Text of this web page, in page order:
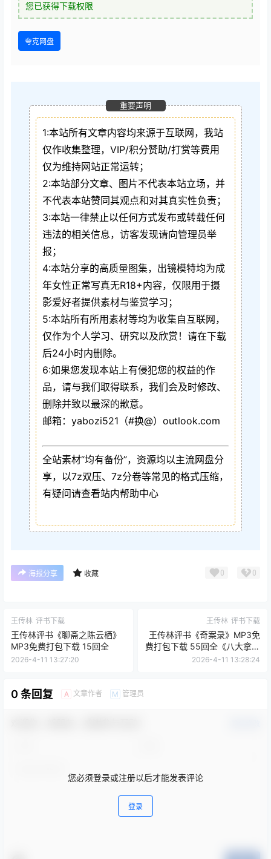
您已获得下载权限
夸克网盘
重要声明
1:本站所有文章内容均来源于互联网，我站
仅作收集整理，VIP/积分赞助/打赏等费用
仅为维持网站正常运转；
2:本站部分文章、图片不代表本站立场，并
不代表本站赞同其观点和对其真实性负责；
3:本站一律禁止以任何方式发布或转载任何
违法的相关信息，访客发现请向管理员举
报；
4:本站分享的高质量图集，出镜模特均为成
年女性正常写真无R18+内容，仅限用于摄
影爱好者提供素材与鉴赏学习；
5:本站所有所用素材等均为收集自互联网，
仅作为个人学习、研究以及欣赏！请在下载
后24小时内删除。
6:如果您发现本站上有侵犯您的权益的作
品，请与我们取得联系，我们会及时修改、
删除并致以最深的歉意。
邮箱：yabozi521（#换@）outlook.com
全站素材“均有备份”，资源均以主流网盘分
享，以7z双压、7z分卷等常见的格式压缩，
有疑问请查看站内帮助中心
海报分享 收藏 0 0
王传林 评书下载
王传林评书《聊斋之陈云栖》
MP3免费打包下载 15回全
2026-4-11 13:27:20
王传林 评书下载
王传林评书《奇案录》MP3免
费打包下载 55回全《八大拿》
《阿弥陀佛讲和》
2026-4-11 13:28:24
0 条回复 A 文章作者 M 管理员
您必须登录或注册以后才能发表评论
登录